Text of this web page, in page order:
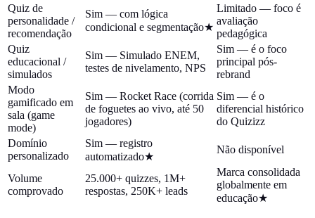
Quiz de
personalidade /
recomendação
Sim — com lógica
condicional e segmentação★
Limitado — foco é
avaliação
pedagógica
Quiz
educacional /
simulados
Sim — Simulado ENEM,
testes de nivelamento, NPS
Sim — é o foco
principal pós-
rebrand
Modo
gamificado em
sala (game
mode)
Sim — Rocket Race (corrida
de foguetes ao vivo, até 50
jogadores)
Sim — é o
diferencial histórico
do Quizizz
Domínio
personalizado
Sim — registro
automatizado★
Não disponível
Volume
comprovado
25.000+ quizzes, 1M+
respostas, 250K+ leads
Marca consolidada
globalmente em
educação★